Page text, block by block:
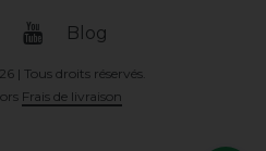
Blog
| Tous droits réservés.
Frais de livraison